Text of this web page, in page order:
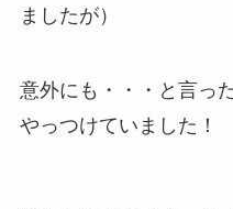
ましたが）
意外にも・・・と言っ
やっつけていました！